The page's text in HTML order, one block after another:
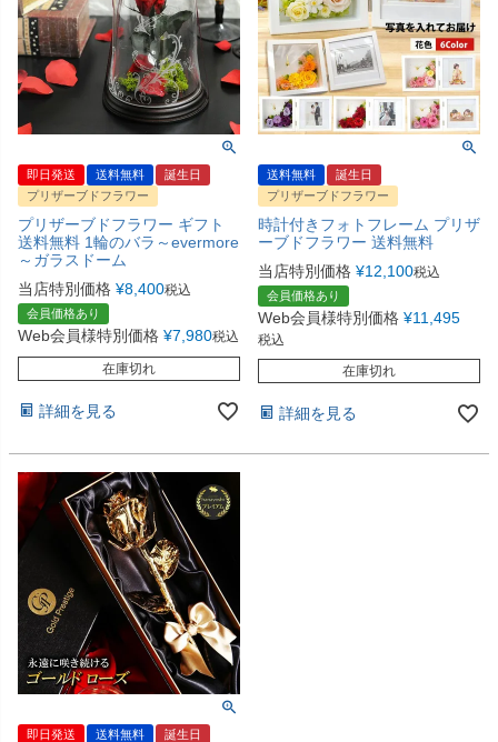
即日発送 送料無料
誕生日
プリザーブドフラワー
プリザーブドフラワー ギフト
送料無料 1輪のバラ～evermore
～ガラスドーム
当店特別価格 ¥8,400税込
会員価格あり
Web会員様特別価格 ¥7,980税込
在庫切れ
詳細を見る
送料無料
誕生日
プリザーブドフラワー
時計付きフォトフレーム プリザ
ーブドフラワー 送料無料
当店特別価格 ¥12,100税込
会員価格あり
Web会員様特別価格 ¥11,495
税込
在庫切れ
詳細を見る
即日発送 送料無料
誕生日